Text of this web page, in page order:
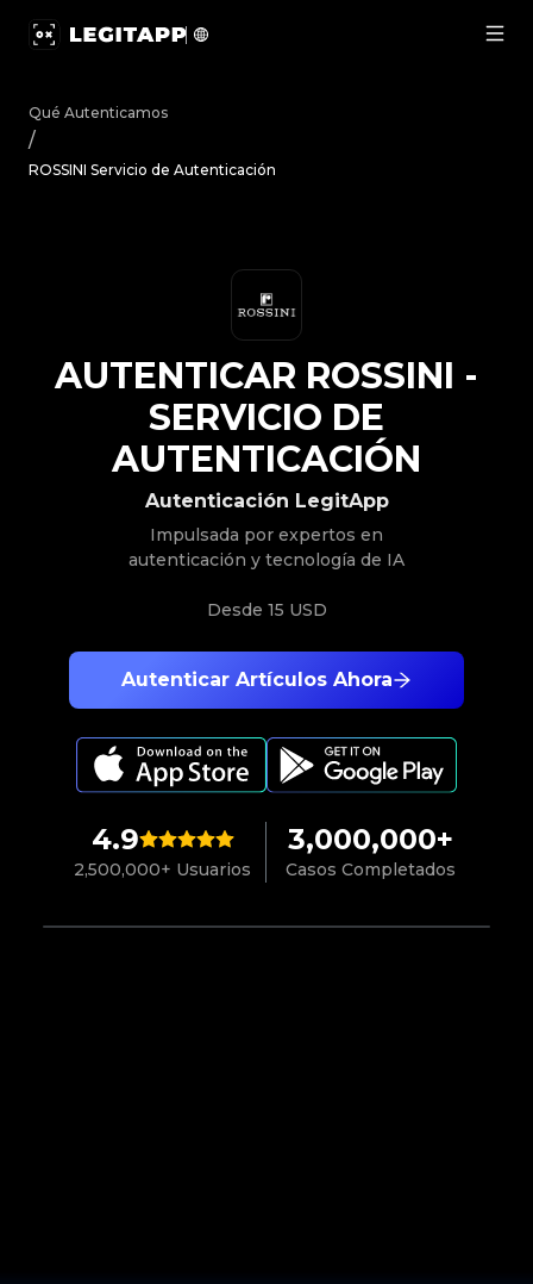
Qué Autenticamos
/
ROSSINI Servicio de Autenticación
4.9
2,500,000+ Usuarios
3,000,000+
Casos Completados
Autenticar Artículos Ahora
Autenticación LegitApp
Impulsada por expertos en
autenticación y tecnología de IA
Desde 15 USD
AUTENTICAR ROSSINI -
SERVICIO DE
AUTENTICACIÓN